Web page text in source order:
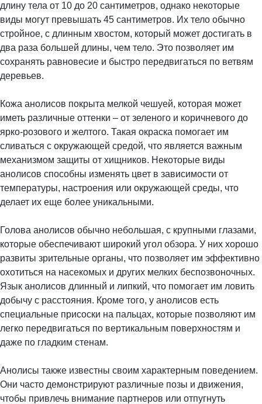
длину тела от 10 до 20 сантиметров, однако некоторые
виды могут превышать 45 сантиметров. Их тело обычно
стройное, с длинным хвостом, который может достигать в
два раза большей длины, чем тело. Это позволяет им
сохранять равновесие и быстро передвигаться по ветвям
деревьев.
Кожа анолисов покрыта мелкой чешуей, которая может
иметь различные оттенки – от зеленого и коричневого до
ярко-розового и желтого. Такая окраска помогает им
сливаться с окружающей средой, что является важным
механизмом защиты от хищников. Некоторые виды
анолисов способны изменять цвет в зависимости от
температуры, настроения или окружающей среды, что
делает их еще более уникальными.
Голова анолисов обычно небольшая, с крупными глазами,
которые обеспечивают широкий угол обзора. У них хорошо
развиты зрительные органы, что позволяет им эффективно
охотиться на насекомых и других мелких беспозвоночных.
Язык анолисов длинный и липкий, что помогает им ловить
добычу с расстояния. Кроме того, у анолисов есть
специальные присоски на пальцах, которые позволяют им
легко передвигаться по вертикальным поверхностям и
даже по гладким стенам.
Анолисы также известны своим характерным поведением.
Они часто демонстрируют различные позы и движения,
чтобы привлечь внимание партнеров или отпугнуть